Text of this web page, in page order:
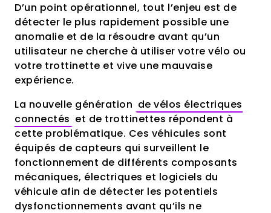
D’un point opérationnel, tout l’enjeu est de
détecter le plus rapidement possible une
anomalie et de la résoudre avant qu’un
utilisateur ne cherche à utiliser votre vélo ou
votre trottinette et vive une mauvaise
expérience.
La nouvelle génération de vélos électriques
connectés et de trottinettes répondent à
cette problématique. Ces véhicules sont
équipés de capteurs qui surveillent le
fonctionnement de différents composants
mécaniques, électriques et logiciels du
véhicule afin de détecter les potentiels
dysfonctionnements avant qu’ils ne